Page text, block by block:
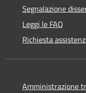
Segnalazione
Leggi le FAQ
Richiesta
Amministrazione